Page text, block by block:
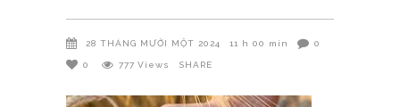
28 THÁNG MƯỜI MỘT 2024 11 h 00 min 0
0 777 Views SHARE